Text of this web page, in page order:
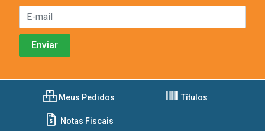
Meus Pedidos Títulos
Notas Fiscais